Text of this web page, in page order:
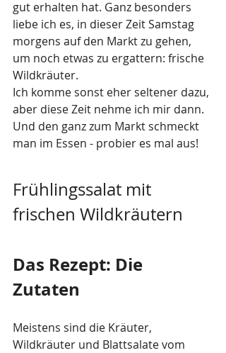
gut erhalten hat. Ganz besonders
liebe ich es, in dieser Zeit Samstag
morgens auf den Markt zu gehen,
um noch etwas zu ergattern: frische
Wildkräuter.
Ich komme sonst eher seltener dazu,
aber diese Zeit nehme ich mir dann.
Und den ganz zum Markt schmeckt
man im Essen - probier es mal aus!
Frühlingssalat mit
frischen Wildkräutern
Das Rezept: Die
Zutaten
Meistens sind die Kräuter,
Wildkräuter und Blattsalate vom